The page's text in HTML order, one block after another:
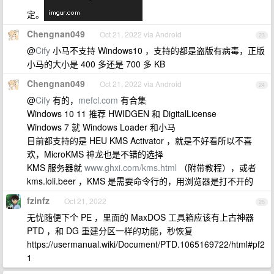
定。
23
Chengnan049 Oct 21, 2022 via Android
@Cify 小马不支持 Windows10 ，支持的都是盗版有病毒，正版
小马的大小是 400 多还是 700 多 KB
24
Chengnan049 Oct 21, 2022 via Android
@Cify 有的， mefcl.com 有合集
Windows 10 11 推荐 HWIDGEN 和 DigitalLicense
Windows 7 就 Windows Loader 和小马
目前都支持的是 HEU KMS Activator ，就是不好看所以不喜
欢，MicroKMS 神龙也是不错的选择
KMS 服务器就 www.ghxi.com/kms.html （附带教程），或者
kms.loli.beer ，KMS 是需要命令行的，用浏览器是打不开的
25
fzinfz Oct 21, 2022
无忧随便下个 PE ，里面的 MaxDOS 工具箱应该有上古神器
PTD ，和 DG 重建分区一样的功能，秒恢复
https://usermanual.wiki/Document/PTD.1065169722/html#pf2
1